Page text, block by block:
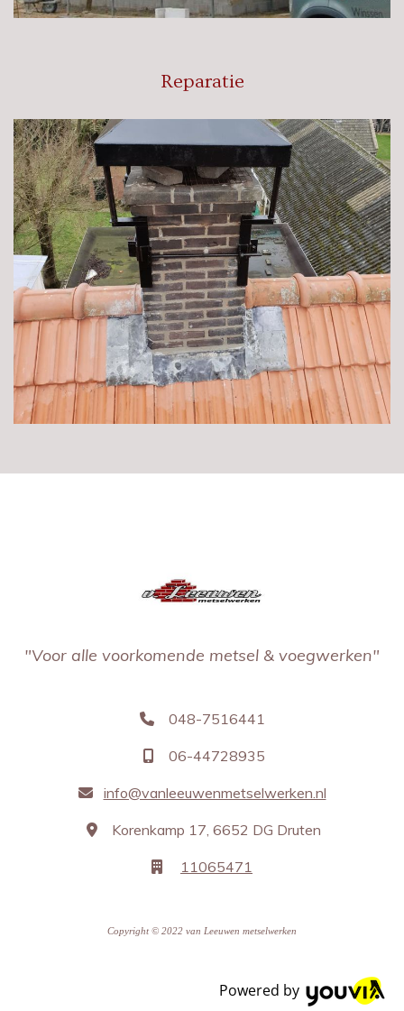
Reparatie
"Voor alle voorkomende metsel & voegwerken"
048-7516441
 06-44728935
 info@vanleeuwenmetselwerken.nl
 Korenkamp 17, 6652 DG Druten
 11065471
Copyright © 2022 van Leeuwen metselwerken
Powered by